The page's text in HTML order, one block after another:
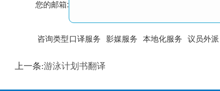
您的邮箱:
咨询类型口译服务 影媒服务 本地化服务 议员外派
训翻译 标准级
上一条:游泳计划书翻译